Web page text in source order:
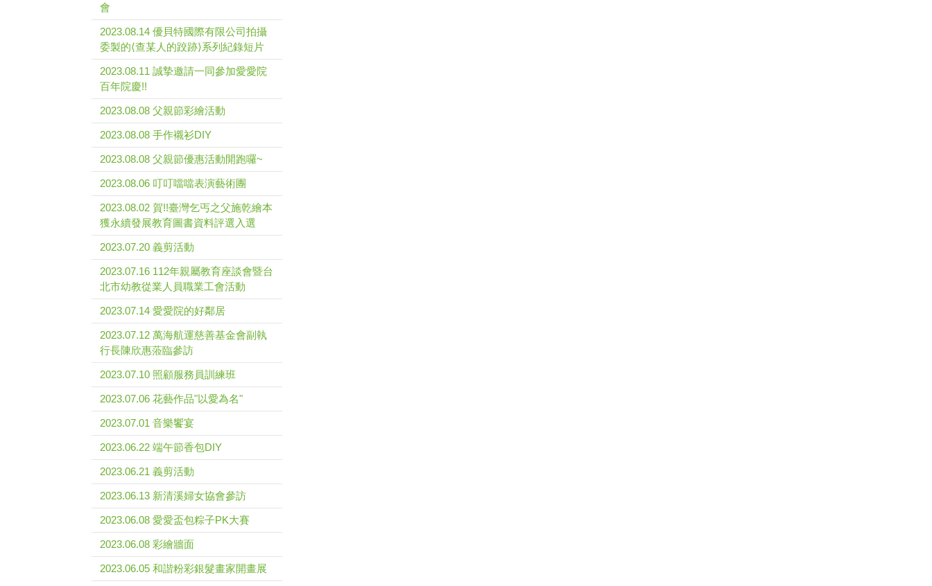
會
2023.08.14 優貝特國際有限公司拍攝
委製的⟨查某人的跤跡⟩系列紀錄短片
2023.08.11 誠摯邀請一同參加愛愛院
百年院慶!!
2023.08.08 父親節彩繪活動
2023.08.08 手作襯衫DIY
2023.08.08 父親節優惠活動開跑囉~
2023.08.06 叮叮噹噹表演藝術團
2023.08.02 賀!!臺灣乞丐之父施乾繪本
獲永續發展教育圖書資料評選入選
2023.07.20 義剪活動
2023.07.16 112年親屬教育座談會暨台
北市幼教從業人員職業工會活動
2023.07.14 愛愛院的好鄰居
2023.07.12 萬海航運慈善基金會副執
行長陳欣惠蒞臨參訪
2023.07.10 照顧服務員訓練班
2023.07.06 花藝作品"以愛為名"
2023.07.01 音樂饗宴
2023.06.22 端午節香包DIY
2023.06.21 義剪活動
2023.06.13 新清溪婦女協會參訪
2023.06.08 愛愛盃包粽子PK大賽
2023.06.08 彩繪牆面
2023.06.05 和諧粉彩銀髮畫家開畫展